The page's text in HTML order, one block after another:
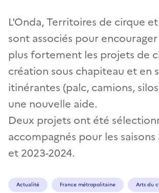
L'Onda, Territoires de cirque
sont associés pour
plus fortement les projets de
création sous chapiteau et en
itinérantes (palc, camions,
une nouvelle aide.
Deux projets ont été
accompagnés pour les saisons
et 2023-2024.
Actualité France métropolitaine Arts du